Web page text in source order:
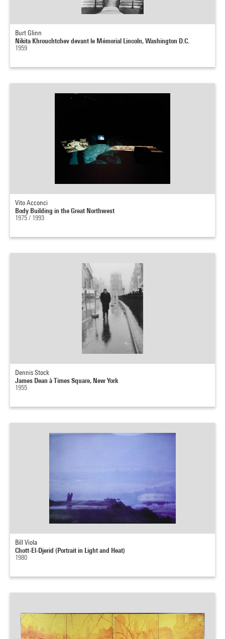
Burt Glinn
Nikita Khrouchtchev devant le Mémorial Lincoln, Washington D.C.
1959
Vito Acconci
Body Building in the Great Northwest
1975 / 1993
Dennis Stock
James Dean à Times Square, New York
1955
Bill Viola
Chott-El-Djerid (Portrait in Light and Heat)
1980